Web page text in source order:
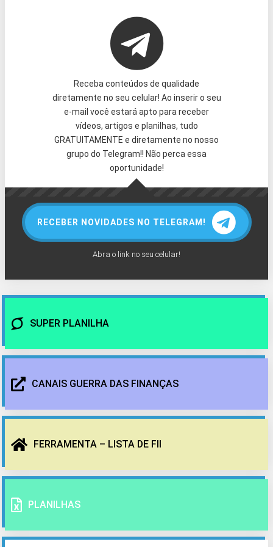
Receba conteúdos de qualidade
diretamente no seu celular! Ao inserir o seu
e-mail você estará apto para receber
vídeos, artigos e planilhas, tudo
GRATUITAMENTE e diretamente no nosso
grupo do Telegram!! Não perca essa
oportunidade!
RECEBER NOVIDADES NO TELEGRAM!
Abra o link no seu celular!
SUPER PLANILHA
CANAIS GUERRA DAS FINANÇAS
FERRAMENTA – LISTA DE FII
PLANILHAS